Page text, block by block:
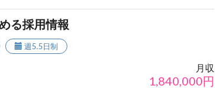
る採用情報
週5.5日制
月収
1,840,000円